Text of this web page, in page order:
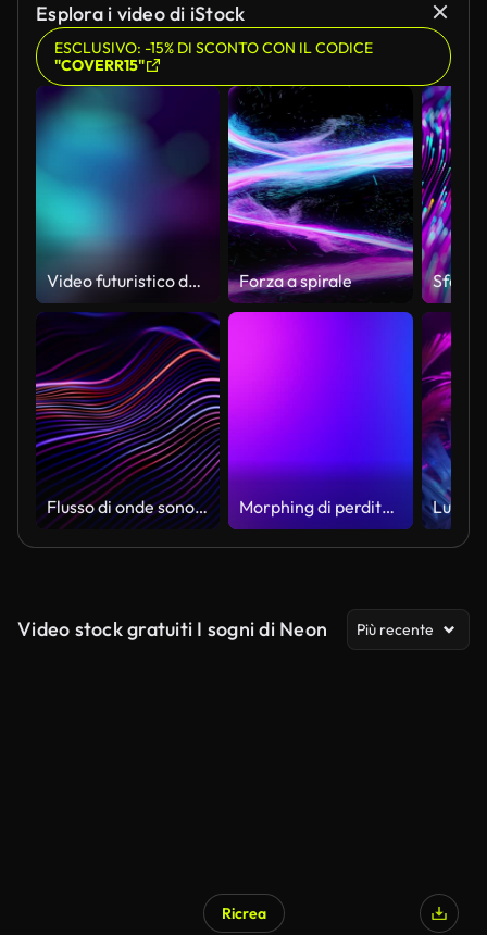
Esplora i video di iStock
ESCLUSIVO: -15% DI SCONTO CON IL CODICE
"COVERR15"
Video futuristico della curva di luce sfumata del gradiente al neon. Animazione in loop astratto decorativo semplice effetto luce movimento sfondo. Forza a spirale
Flusso di onde sonore digitali 3D o processo di trasferimento dati. Concetto astratto di analisi dei big data, intelligenza artificiale (AI) e machine learning. Visualizzazione dell'equalizzatore delle onde sonore Morphing di perdite di luce blobby rosa, blu e verde
Video stock gratuiti I sogni di Neon Più recente
Ricrea